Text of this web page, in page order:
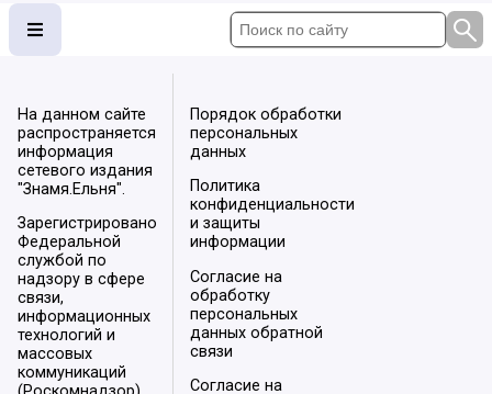
На данном сайте
распространяется
информация
сетевого издания
"Знамя.Ельня".
Зарегистрировано
Федеральной
службой по
надзору в сфере
связи,
информационных
технологий и
массовых
коммуникаций
Порядок обработки
персональных
данных
Политика
конфиденциальности
и защиты
информации
Согласие на
обработку
персональных
данных обратной
связи
Согласие на